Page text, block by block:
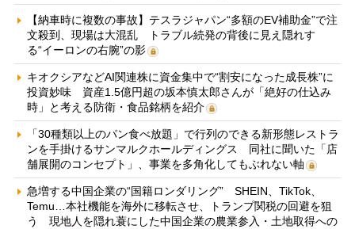
【納車時に複数の事故】テスラジャパン“多額のEV補助金”で注
文殺到、現場は大混乱 トラブル続発の背後に見え隠れす
る“イーロンの右腕”の影
キオクシアなどAI関連株に資金集中で“割安になった成長株”に
投資妙味 資産1.5億円超の坂本慎太郎さんが「絶好の仕込み
時」と考える防衛・食品銘柄を紹介
「30種類以上のパン食べ放題」で行列のできる新形態レストラ
ンを手掛けるサンマルクホールディングス 同社に聞いた「店
舗展開のコンセプト」、事業を多角化してもぶれない軸
急増する中国企業の“国籍ロンダリング” SHEIN、TikTok、
Temu…本社機能を海外に移転させ、トランプ関税の回避を狙
う 現地人を隠れ蓑にした中国企業の農業参入・土地取得への